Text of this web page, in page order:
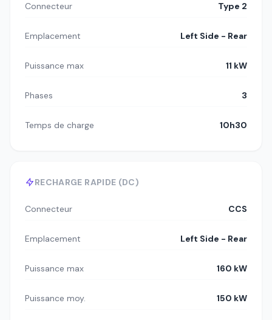
Connecteur Type 2
Emplacement Left Side - Rear
Puissance max 11 kW
Phases 3
Temps de charge 10h30
RECHARGE RAPIDE (DC)
Connecteur CCS
Emplacement Left Side - Rear
Puissance max 160 kW
Puissance moy. 150 kW